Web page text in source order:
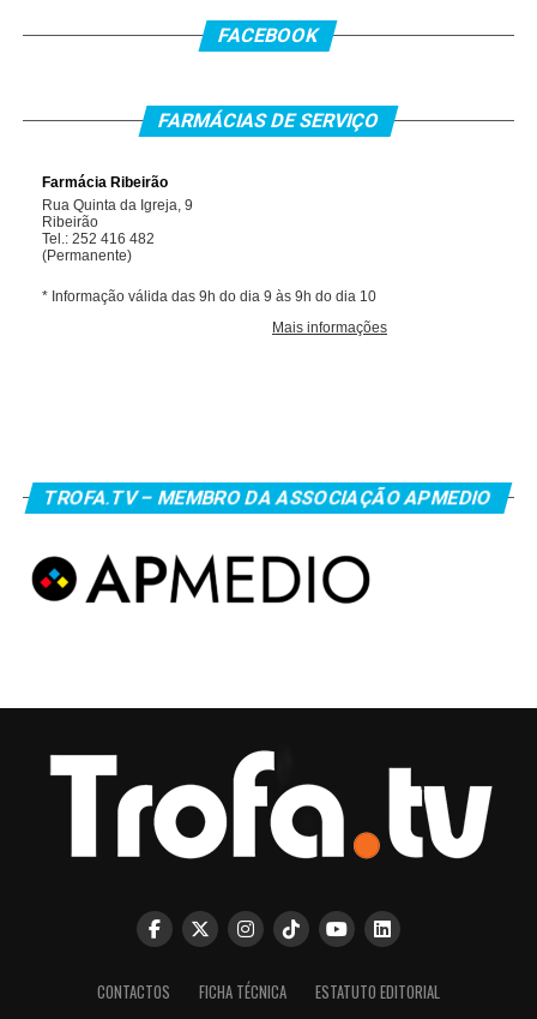
FACEBOOK
FARMÁCIAS DE SERVIÇO
TROFA.TV – MEMBRO DA ASSOCIAÇÃO APMEDIO
CONTACTOS FICHA TÉCNICA ESTATUTO EDITORIAL